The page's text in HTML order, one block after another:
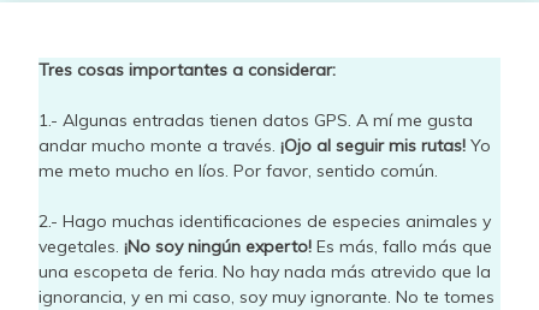
Tres cosas importantes a considerar:
1.- Algunas entradas tienen datos GPS. A mí me gusta
andar mucho monte a través. ¡Ojo al seguir mis rutas! Yo
me meto mucho en líos. Por favor, sentido común.
2.- Hago muchas identificaciones de especies animales y
vegetales. ¡No soy ningún experto! Es más, fallo más que
una escopeta de feria. No hay nada más atrevido que la
ignorancia, y en mi caso, soy muy ignorante. No te tomes